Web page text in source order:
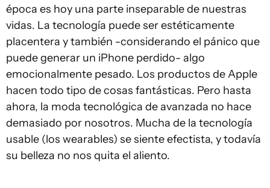
época es hoy una parte inseparable de nuestras
vidas. La tecnología puede ser estéticamente
placentera y también -considerando el pánico que
puede generar un iPhone perdido- algo
emocionalmente pesado. Los productos de Apple
hacen todo tipo de cosas fantásticas. Pero hasta
ahora, la moda tecnológica de avanzada no hace
demasiado por nosotros. Mucha de la tecnología
usable (los wearables) se siente efectista, y todavía
su belleza no nos quita el aliento.